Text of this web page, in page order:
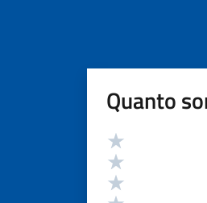
Quanto
Valutazione